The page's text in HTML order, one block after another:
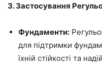
3. Застосування
Фундаменти:
для підтримки
їхній стійкості та